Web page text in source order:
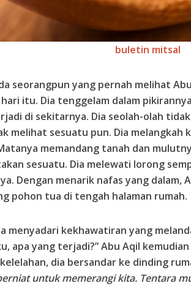
buletin mitsal
seorangpun yang pernah melihat
itu. Dia tenggelam dalam
di sekitarnya. Dia seolah-olah
melihat sesuatu pun. Dia melangkah
memandang tanah dan
sesuatu. Dia melewati lorong
Dengan menarik nafas yang dalam,
pohon tua di tengah halaman rumah.
menyadari kekhawatiran yang
apa yang terjadi?” Abu Aqil
dia bersandar ke dinding
untuk memerangi kita. Tentara